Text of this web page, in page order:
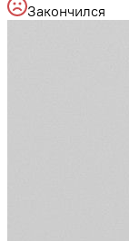
Закончился